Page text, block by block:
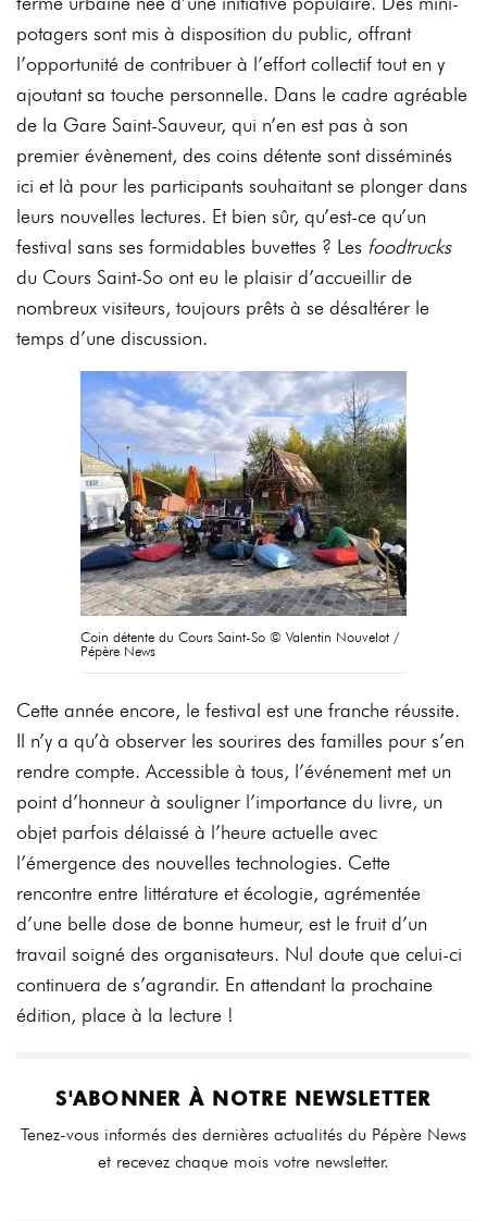
potagers sont mis à disposition du public, offrant
l’opportunité de contribuer à l’effort collectif tout en y
ajoutant sa touche personnelle. Dans le cadre agréable
de la Gare Saint-Sauveur, qui n’en est pas à son
premier évènement, des coins détente sont disséminés
ici et là pour les participants souhaitant se plonger dans
leurs nouvelles lectures. Et bien sûr, qu’est-ce qu’un
festival sans ses formidables buvettes ? Les foodtrucks
du Cours Saint-So ont eu le plaisir d’accueillir de
nombreux visiteurs, toujours prêts à se désaltérer le
temps d’une discussion.
Coin détente du Cours Saint-So © Valentin Nouvelot /
Pépère News
Cette année encore, le festival est une franche réussite.
Il n’y a qu’à observer les sourires des familles pour s’en
rendre compte. Accessible à tous, l’événement met un
point d’honneur à souligner l’importance du livre, un
objet parfois délaissé à l’heure actuelle avec
l’émergence des nouvelles technologies. Cette
rencontre entre littérature et écologie, agrémentée
d’une belle dose de bonne humeur, est le fruit d’un
travail soigné des organisateurs. Nul doute que celui-ci
continuera de s’agrandir. En attendant la prochaine
édition, place à la lecture !
S'ABONNER À NOTRE NEWSLETTER
Tenez-vous informés des dernières actualités du Pépère News
et recevez chaque mois votre newsletter.